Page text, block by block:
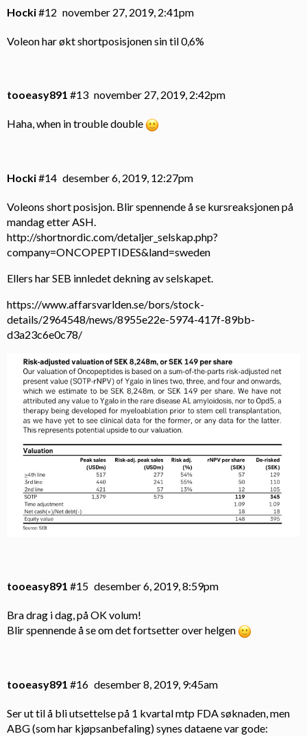
Hocki november 27, 2019, 2:41pm
#12
Voleon har økt shortposisjonen sin til 0,6%
tooeasy891 november 27, 2019, 2:42pm
#13
Haha, when in trouble double
Hocki desember 6, 2019, 12:27pm
#14
Voleons short posisjon. Blir spennende å se kursreaksjonen på
mandag etter ASH.
http://shortnordic.com/detaljer_selskap.php?
company=ONCOPEPTIDES&land=sweden
Ellers har SEB innledet dekning av selskapet.
https://www.affarsvarlden.se/bors/stock-
details/2964548/news/8955e22e-5974-417f-89bb-
d3a23c6e0c78/
tooeasy891 desember 6, 2019, 8:59pm
#15
Bra drag i dag, på OK volum!
Blir spennende å se om det fortsetter over helgen
tooeasy891 desember 8, 2019, 9:45am
#16
Ser ut til å bli utsettelse på 1 kvartal mtp FDA søknaden, men
ABG (som har kjøpsanbefaling) synes dataene var gode: